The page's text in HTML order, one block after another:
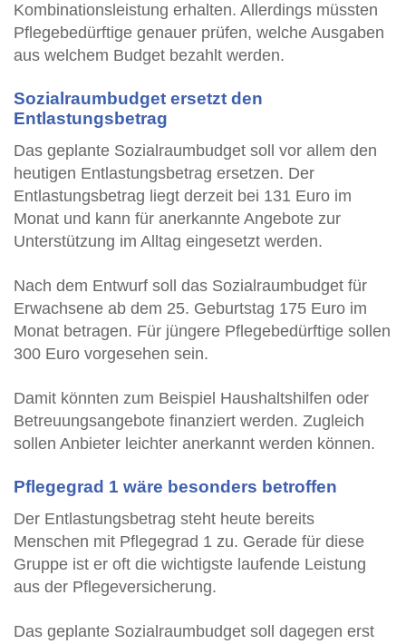
Kombinationsleistung erhalten. Allerdings müssten
Pflegebedürftige genauer prüfen, welche Ausgaben
aus welchem Budget bezahlt werden.
Sozialraumbudget ersetzt den
Entlastungsbetrag
Das geplante Sozialraumbudget soll vor allem den
heutigen Entlastungsbetrag ersetzen. Der
Entlastungsbetrag liegt derzeit bei 131 Euro im
Monat und kann für anerkannte Angebote zur
Unterstützung im Alltag eingesetzt werden.
Nach dem Entwurf soll das Sozialraumbudget für
Erwachsene ab dem 25. Geburtstag 175 Euro im
Monat betragen. Für jüngere Pflegebedürftige sollen
300 Euro vorgesehen sein.
Damit könnten zum Beispiel Haushaltshilfen oder
Betreuungsangebote finanziert werden. Zugleich
sollen Anbieter leichter anerkannt werden können.
Pflegegrad 1 wäre besonders betroffen
Der Entlastungsbetrag steht heute bereits
Menschen mit Pflegegrad 1 zu. Gerade für diese
Gruppe ist er oft die wichtigste laufende Leistung
aus der Pflegeversicherung.
Das geplante Sozialraumbudget soll dagegen erst